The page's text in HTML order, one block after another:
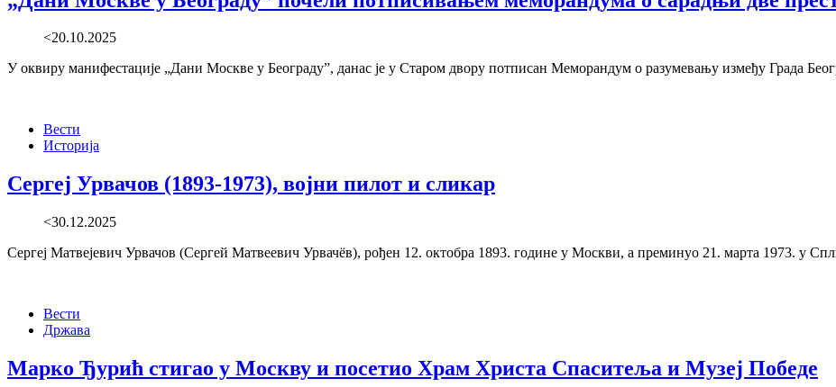
<20.10.2025
У оквиру манифестације „Дани Москве у Београду”, данас је у Старом двору потписан Меморандум о разумевању између Града
Вести
Историја
Сергеј Урвачов (1893-1973), војни пилот и сликар
<30.12.2025
Сергеј Матвејевич Урвачов (Сергей Матвеевич Урвачёв), рођен 12. октобра 1893. године у Москви, а преминуо 21. марта 1973. у
Вести
Држава
Марко Ђурић стигао у Москву и посетио Храм Христа Спаситеља и Музеј Победе